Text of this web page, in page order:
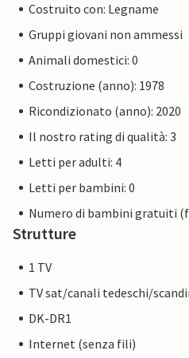
Costruito con: Legname
Gruppi giovani non ammessi
Animali domestici: 0
Costruzione (anno): 1978
Ricondizionato (anno): 2020
Il nostro rating di qualità: 3
Letti per adulti: 4
Letti per bambini: 0
Numero di bambini gratuiti
Strutture
1 TV
TV sat/canali tedeschi/
DK-DR1
Internet (senza fili)